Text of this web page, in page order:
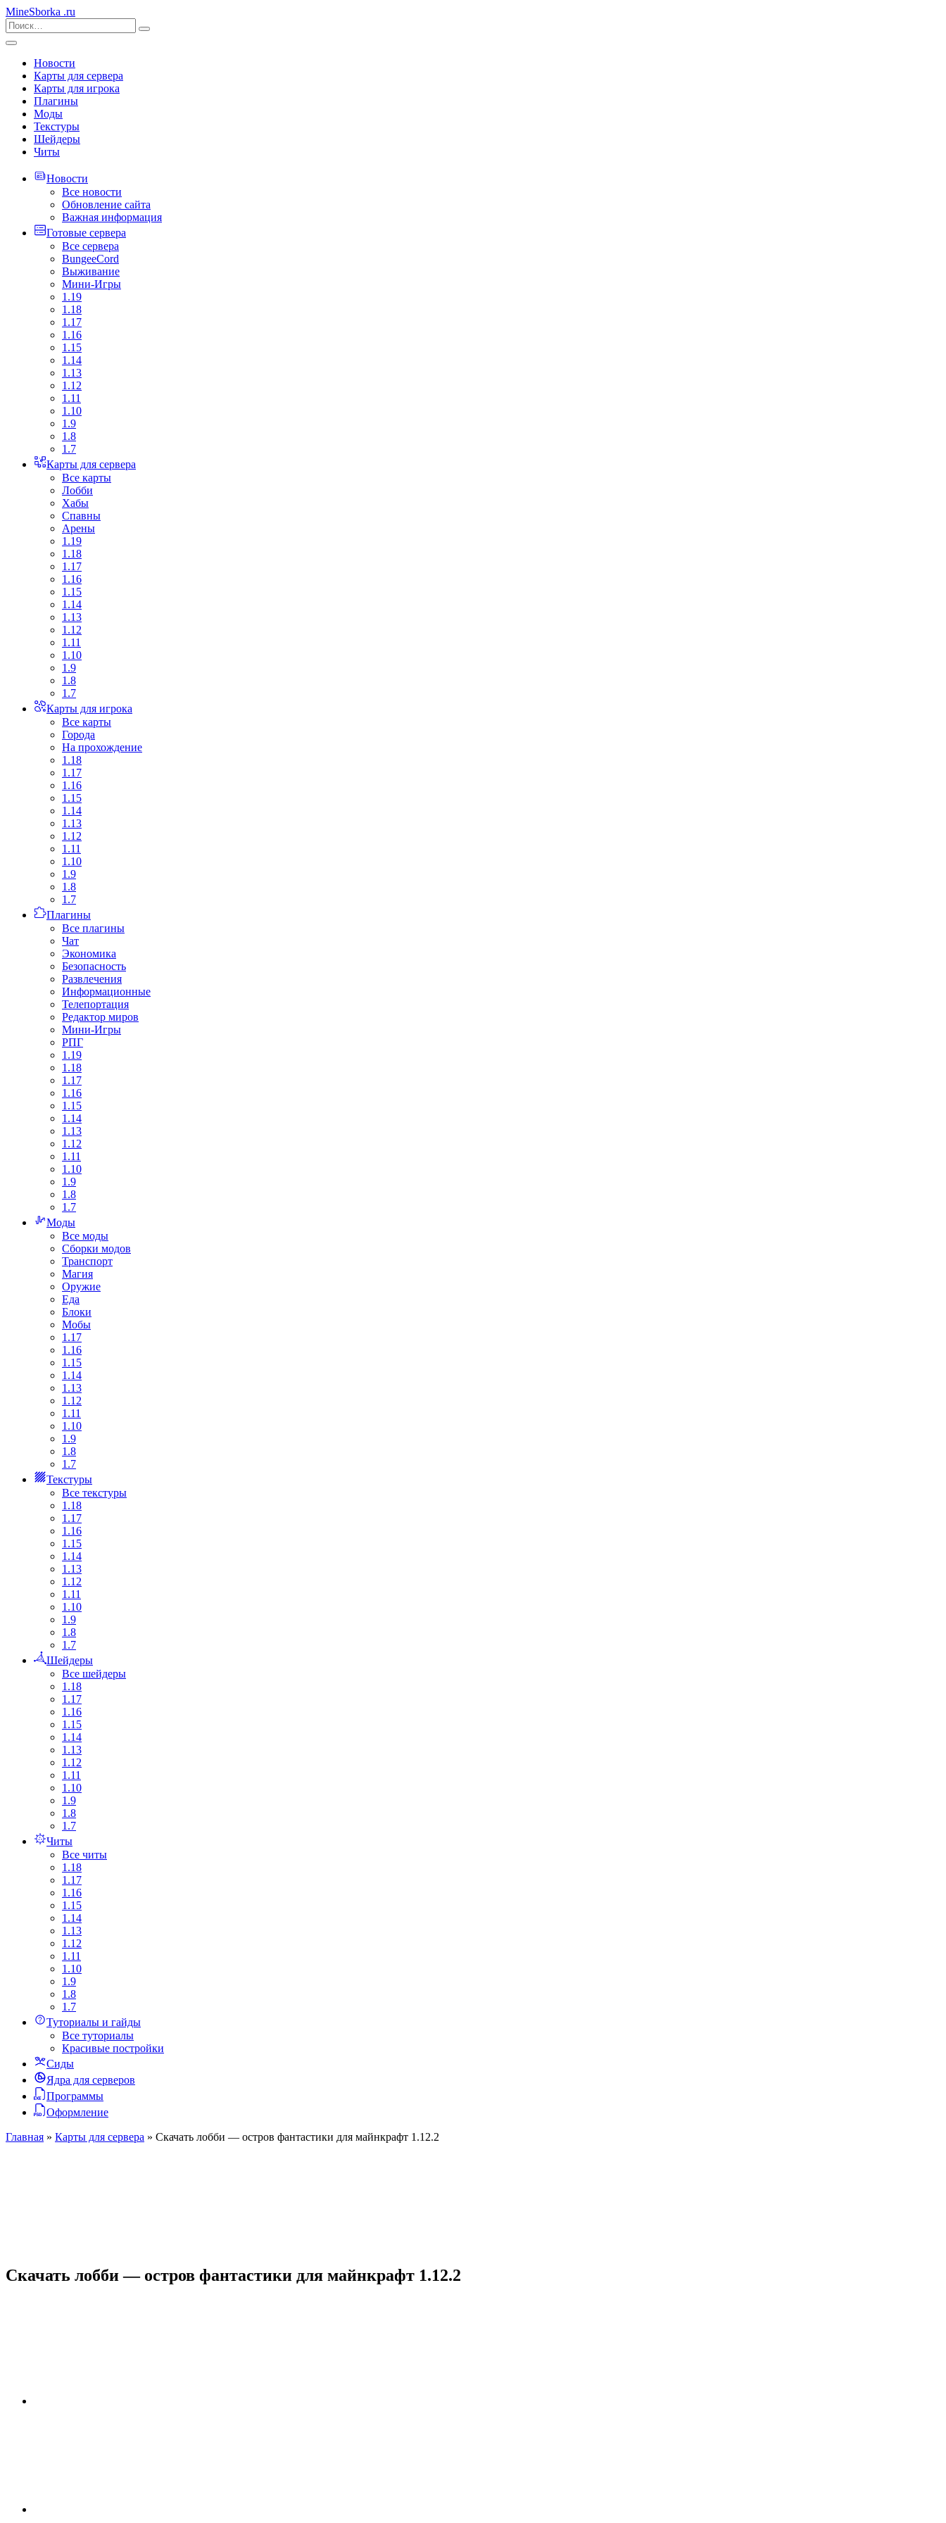
MineSborka .ru
Новости
Карты для сервера
Карты для игрока
Плагины
Моды
Текстуры
Шейдеры
Читы
Новости
Все новости
Обновление сайта
Важная информация
Готовые сервера
Все сервера
BungeeCord
Выживание
Мини-Игры
1.19
1.18
1.17
1.16
1.15
1.14
1.13
1.12
1.11
1.10
1.9
1.8
1.7
Карты для сервера
Все карты
Лобби
Хабы
Спавны
Арены
1.19
1.18
1.17
1.16
1.15
1.14
1.13
1.12
1.11
1.10
1.9
1.8
1.7
Карты для игрока
Все карты
Города
На прохождение
1.18
1.17
1.16
1.15
1.14
1.13
1.12
1.11
1.10
1.9
1.8
1.7
Плагины
Все плагины
Чат
Экономика
Безопасность
Развлечения
Информационные
Телепортация
Редактор миров
Мини-Игры
РПГ
1.19
1.18
1.17
1.16
1.15
1.14
1.13
1.12
1.11
1.10
1.9
1.8
1.7
Моды
Все моды
Сборки модов
Транспорт
Магия
Оружие
Еда
Блоки
Мобы
1.17
1.16
1.15
1.14
1.13
1.12
1.11
1.10
1.9
1.8
1.7
Текстуры
Все текстуры
1.18
1.17
1.16
1.15
1.14
1.13
1.12
1.11
1.10
1.9
1.8
1.7
Шейдеры
Все шейдеры
1.18
1.17
1.16
1.15
1.14
1.13
1.12
1.11
1.10
1.9
1.8
1.7
Читы
Все читы
1.18
1.17
1.16
1.15
1.14
1.13
1.12
1.11
1.10
1.9
1.8
1.7
Туториалы и гайды
Все туториалы
Красивые постройки
Сиды
Ядра для серверов
Программы
Оформление
Главная » Карты для сервера » Скачать лобби — остров фантастики для майнкрафт 1.12.2
Скачать лобби — остров фантастики для майнкрафт 1.12.2